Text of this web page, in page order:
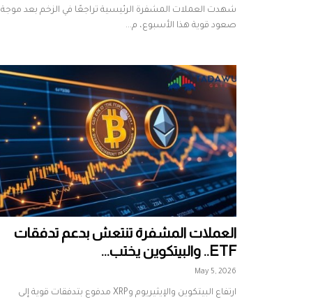
شهدت العملات المشفرة الرئيسية تراجعًا في الزخم بعد موجة
صعود قوية هذا الأسبوع، م...
العملات المشفرة تنتعش بدعم تدفقات
ETF.. والبيتكوين يختب...
May 5, 2026
ارتفاع البيتكوين والإيثيريوم وXRP مدفوع بتدفقات قوية إلى